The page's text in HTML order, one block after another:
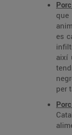
es
així
per